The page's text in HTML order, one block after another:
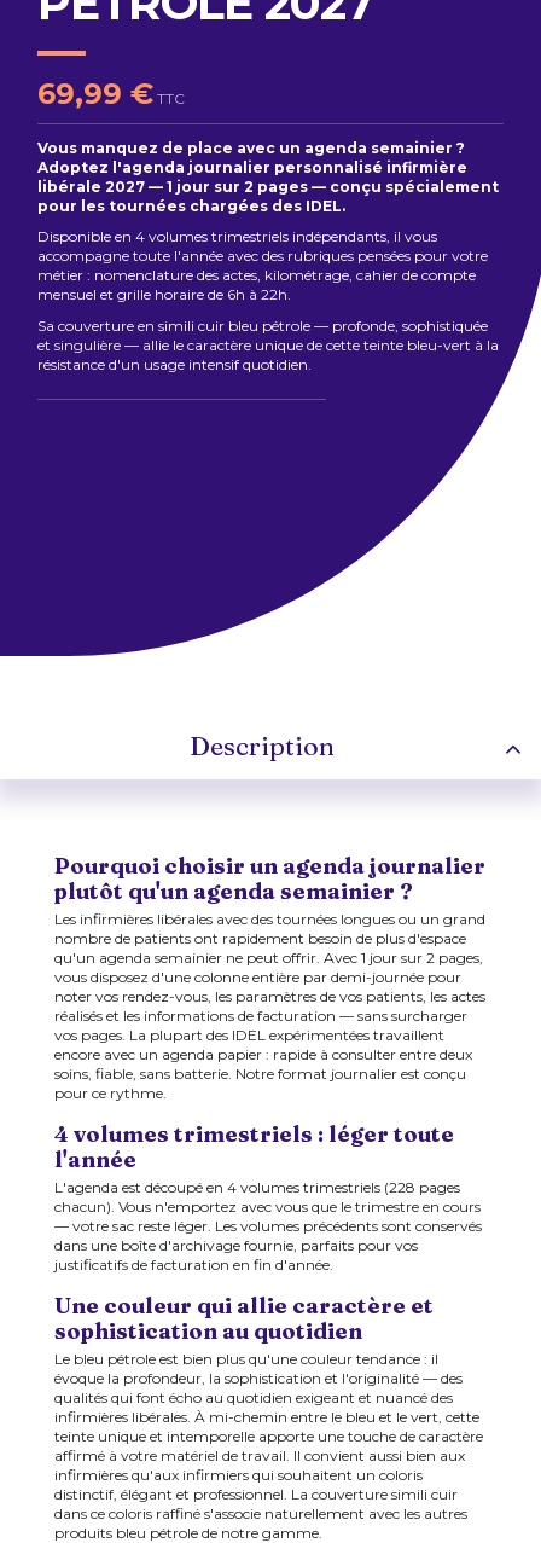
69,99 € TTC
Vous manquez de place avec un agenda semainier ?
Adoptez l'agenda journalier personnalisé infirmière
libérale 2027 — 1 jour sur 2 pages — conçu spécialement
pour les tournées chargées des IDEL.
Disponible en 4 volumes trimestriels indépendants, il vous
accompagne toute l'année avec des rubriques pensées pour votre
métier : nomenclature des actes, kilométrage, cahier de compte
mensuel et grille horaire de 6h à 22h.
Sa couverture en simili cuir bleu pétrole — profonde, sophistiquée
et singulière — allie le caractère unique de cette teinte bleu-vert à la
résistance d'un usage intensif quotidien.
Description
Pourquoi choisir un agenda journalier
plutôt qu'un agenda semainier ?
Les infirmières libérales avec des tournées longues ou un grand
nombre de patients ont rapidement besoin de plus d'espace
qu'un agenda semainier ne peut offrir. Avec 1 jour sur 2 pages,
vous disposez d'une colonne entière par demi-journée pour
noter vos rendez-vous, les paramètres de vos patients, les actes
réalisés et les informations de facturation — sans surcharger
vos pages. La plupart des IDEL expérimentées travaillent
encore avec un agenda papier : rapide à consulter entre deux
soins, fiable, sans batterie. Notre format journalier est conçu
pour ce rythme.
4 volumes trimestriels : léger toute
l'année
L'agenda est découpé en 4 volumes trimestriels (228 pages
chacun). Vous n'emportez avec vous que le trimestre en cours
— votre sac reste léger. Les volumes précédents sont conservés
dans une boîte d'archivage fournie, parfaits pour vos
justificatifs de facturation en fin d'année.
Une couleur qui allie caractère et
sophistication au quotidien
Le bleu pétrole est bien plus qu'une couleur tendance : il
évoque la profondeur, la sophistication et l'originalité — des
qualités qui font écho au quotidien exigeant et nuancé des
infirmières libérales. À mi-chemin entre le bleu et le vert, cette
teinte unique et intemporelle apporte une touche de caractère
affirmé à votre matériel de travail. Il convient aussi bien aux
infirmières qu'aux infirmiers qui souhaitent un coloris
distinctif, élégant et professionnel. La couverture simili cuir
dans ce coloris raffiné s'associe naturellement avec les autres
produits bleu pétrole de notre gamme.